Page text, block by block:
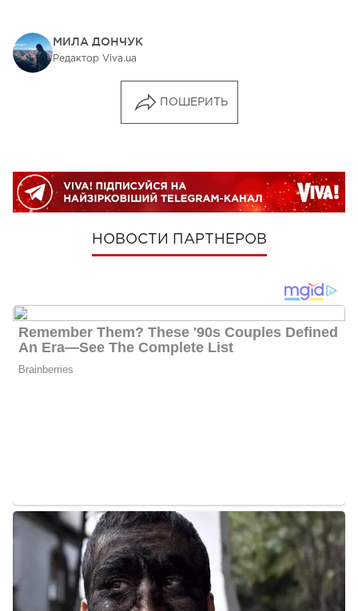
МИЛА ДОНЧУК
Редактор Viva.ua
ПОШЕРИТЬ
НОВОСТИ ПАРТНЕРОВ